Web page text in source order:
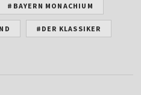
#BAYERN MONACHIUM
#DER KLASSIKER